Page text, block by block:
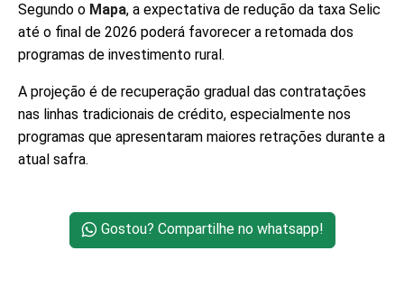
Segundo o Mapa, a expectativa de redução da taxa Selic
até o final de 2026 poderá favorecer a retomada dos
programas de investimento rural.
A projeção é de recuperação gradual das contratações
nas linhas tradicionais de crédito, especialmente nos
programas que apresentaram maiores retrações durante a
atual safra.
Gostou? Compartilhe no whatsapp!